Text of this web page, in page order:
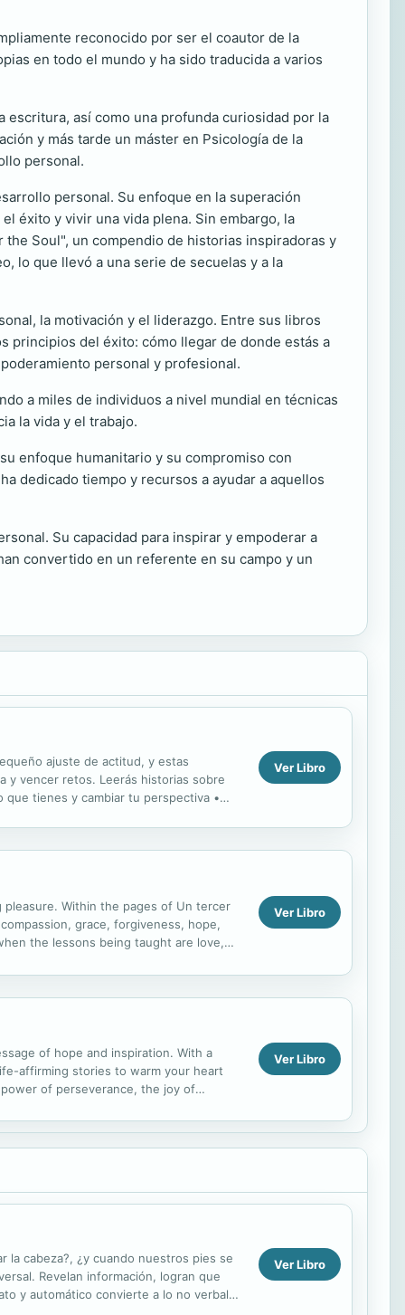
reconocido por ser el coautor de la
en todo el mundo y ha sido traducida a varios
así como una profunda curiosidad por la
y más tarde un máster en Psicología de la
personal.
personal. Su enfoque en la superación
éxito y vivir una vida plena. Sin embargo, la
Soul", un compendio de historias inspiradoras y
lo que llevó a una serie de secuelas y a la
la motivación y el liderazgo. Entre sus libros
principios del éxito: cómo llegar de donde estás a
personal y profesional.
a miles de individuos a nivel mundial en técnicas
la vida y el trabajo.
enfoque humanitario y su compromiso con
dedicado tiempo y recursos a ayudar a aquellos
Su capacidad para inspirar y empoderar a
convertido en un referente en su campo y un
ajuste de actitud, y estas
y vencer retos. Leerás historias sobre
que tienes y cambiar tu perspectiva •
Ver Libro
Within the pages of Un tercer
grace, forgiveness, hope,
the lessons being taught are love,
Ver Libro
of hope and inspiration. With a
affirming stories to warm your heart
of perseverance, the joy of
Ver Libro
la cabeza?, ¿y cuando nuestros pies se
Revelan información, logran que
y automático convierte a lo no verbal
Ver Libro